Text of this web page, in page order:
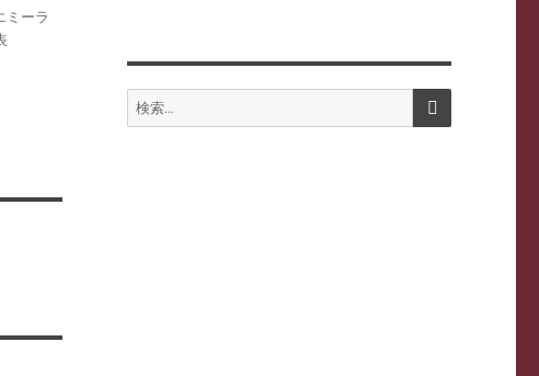
ミーラ
検
索:
検